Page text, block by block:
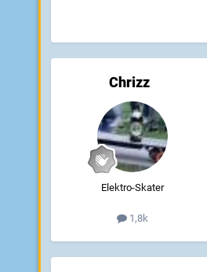
Chrizz
Elektro-Skater
1,8k